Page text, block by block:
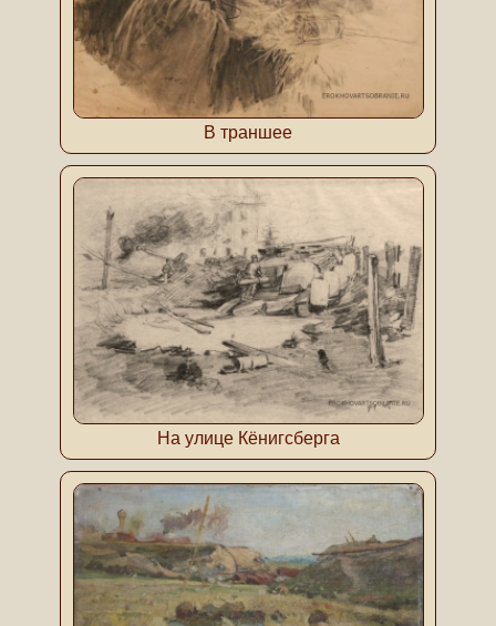
В траншее
На улице Кёнигсберга